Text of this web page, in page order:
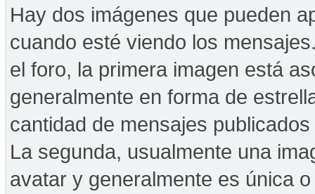
Hay dos imágenes que pueden
cuando esté viendo los
el foro, la primera imagen está
generalmente en forma de
cantidad de mensajes
La segunda, usualmente una
avatar y generalmente es única